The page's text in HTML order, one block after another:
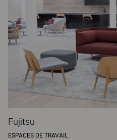
Fujitsu
ESPACES DE TRAVAIL